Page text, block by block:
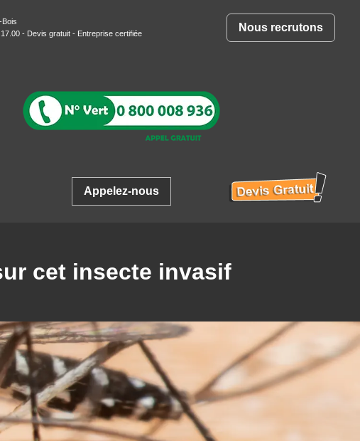
- Devis gratuit- Entreprise certifiée Nous recrutons
Appelez-nous
cet insecte invasif